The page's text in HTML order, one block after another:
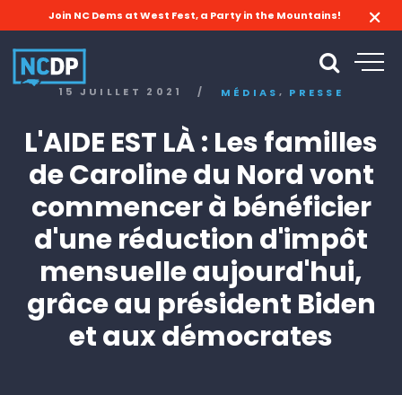
Join NC Dems at West Fest, a Party in the Mountains!
15 JUILLET 2021 / MÉDIAS , PRESSE
L'AIDE EST LÀ : Les familles
de Caroline du Nord vont
commencer à bénéficier
d'une réduction d'impôt
mensuelle aujourd'hui,
grâce au président Biden
et aux démocrates